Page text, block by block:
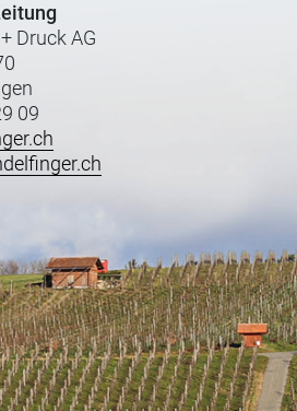
Druck AG
09